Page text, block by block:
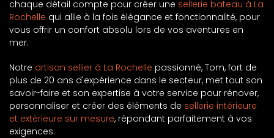
chaque détail compte pour créer une sellerie bateau à La
Rochelle qui allie à la fois élégance et fonctionnalité, pour
vous offrir un confort absolu lors de vos aventures en
mer.
Notre artisan sellier à La Rochelle passionné, Tom, fort de
plus de 20 ans d'expérience dans le secteur, met tout son
savoir-faire et son expertise à votre service pour rénover,
personnaliser et créer des éléments de sellerie intérieure
et extérieure sur mesure, répondant parfaitement à vos
exigences.